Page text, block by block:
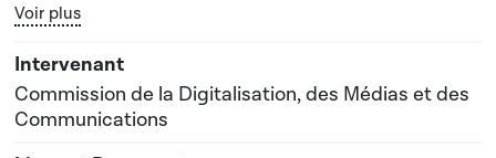
Date prévisionnelle du rapport de commission : 19-
04-2022
Bouton graphique servant à afficher ou cacher tous les
Voir plus
Commission de la Digitalisation, des Médias et des
Communications